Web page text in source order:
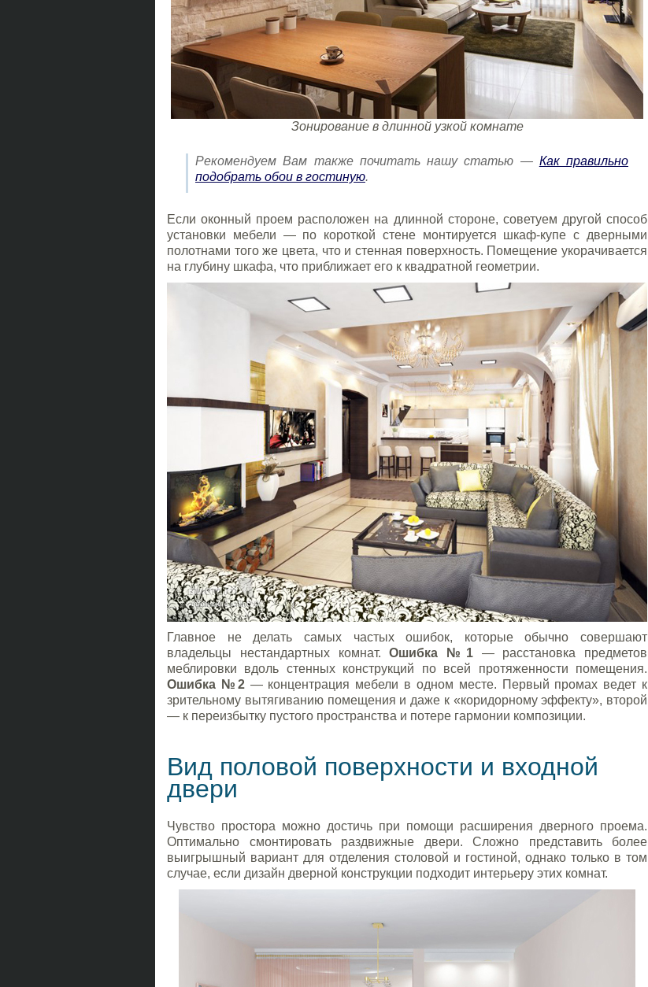
Зонирование в длинной узкой комнате
Рекомендуем Вам также почитать нашу статью — Как правильно
подобрать обои в гостиную.
Если оконный проем расположен на длинной стороне, советуем другой способ
установки мебели ― по короткой стене монтируется шкаф-купе с дверными
полотнами того же цвета, что и стенная поверхность. Помещение укорачивается
на глубину шкафа, что приближает его к квадратной геометрии.
Главное не делать самых частых ошибок, которые обычно совершают
владельцы нестандартных комнат.Ошибка №1— расстановка предметов
меблировки вдоль стенных конструкций по всей протяженности помещения.
Ошибка №2— концентрация мебели в одном месте. Первый промах ведет к
зрительному вытягиванию помещения и даже к «коридорному эффекту», второй
— к переизбытку пустого пространства и потере гармонии композиции.
Вид половой поверхности и входной
двери
Чувство простора можно достичь при помощи расширения дверного проема.
Оптимально смонтировать раздвижные двери. Сложно представить более
выигрышный вариант для отделения столовой и гостиной, однако только в том
случае, если дизайн дверной конструкции подходит интерьеру этих комнат.